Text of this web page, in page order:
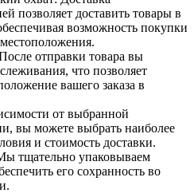
позволяет доставить товары в
возможность покупки
отправки товара вы
что позволяет
вашего заказа в
от выбранной
вы можете выбрать наиболее
и стоимость доставки.
тщательно упаковываем
его сохранность во